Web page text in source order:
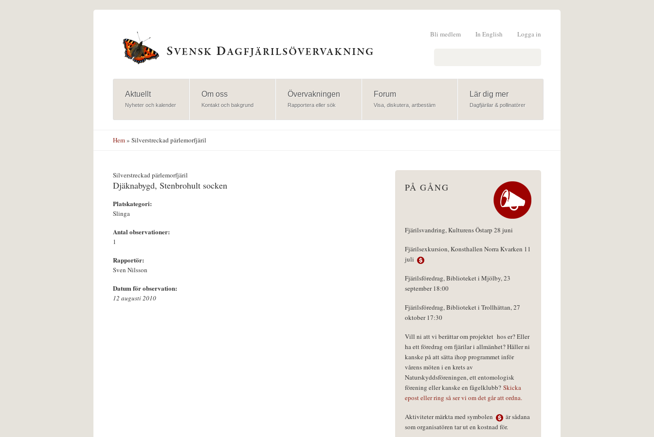
Logga in
In English
Bli medlem
Aktuellt
Nyheter och kalender
Om oss
Kontakt och bakgrund
Övervakningen
Rapportera eller sök
Forum
Visa, diskutera, artbestäm
Lär dig mer
Dagfjärilar & pollinatörer
Hem» Silverstreckad pärlemorfjäril
Silverstreckad pärlemorfjäril
Djäknabygd, Stenbrohult socken
Platskategori:
Slinga
Antal observationer:
1
Rapportör:
Sven Nilsson
Datum för observation:
12 augusti 2010
PÅ GÅNG
Fjärilsvandring, Kulturens Östarp 28 juni
Fjärilsexkursion, Konsthallen Norra Kvarken 11
juli
Fjärilsföredrag, Biblioteket i Mjölby, 23
september 18:00
Fjärilsföredrag, Biblioteket i Trollhättan, 27
oktober 17:30
Vill ni att vi berättar om projektet hos er? Eller
ha ett föredrag om fjärilar i allmänhet? Håller ni
kanske på att sätta ihop programmet inför
vårens möten i en krets av
Naturskyddsföreningen, ett entomologisk
förening eller kanske en fågelklubb? Skicka
epost eller ring så ser vi om det går att ordna.
Aktiviteter märkta med symbolen
är sådana
som organisatören tar ut en kostnad för.